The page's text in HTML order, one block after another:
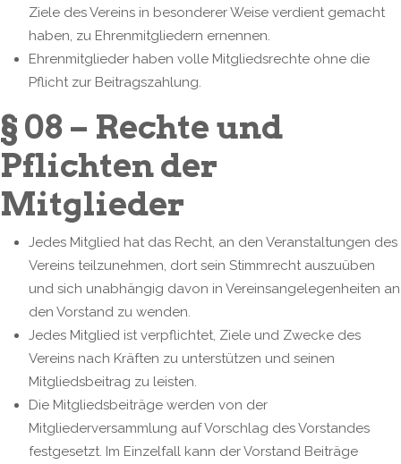
Ziele des Vereins in besonderer Weise verdient gemacht
haben, zu Ehrenmitgliedern ernennen.
Ehrenmitglieder haben volle Mitgliedsrechte ohne die
Pflicht zur Beitragszahlung.
§ 08 – Rechte und
Pflichten der
Mitglieder
Jedes Mitglied hat das Recht, an den Veranstaltungen des
Vereins teilzunehmen, dort sein Stimmrecht auszuüben
und sich unabhängig davon in Vereinsangelegenheiten an
den Vorstand zu wenden.
Jedes Mitglied ist verpflichtet, Ziele und Zwecke des
Vereins nach Kräften zu unterstützen und seinen
Mitgliedsbeitrag zu leisten.
Die Mitgliedsbeiträge werden von der
Mitgliederversammlung auf Vorschlag des Vorstandes
festgesetzt. Im Einzelfall kann der Vorstand Beiträge